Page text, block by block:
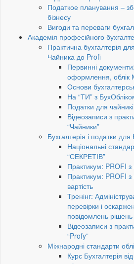
Податкое планування –
бізнесу
Вигоди та переваги
Академія професійного
Практична бухгалтерія
Чайника до Profi
Первинні
оформлення, облік
Основи
На “ТИ” з
Податки для
Відеозаписи з
“Чайники”
Бухгалтерія і податки для
Національні
“СЕКРЕТІВ”
Практикум: PROFI
Практикум: PROFI
вартість
Тренінг:
перевірки і
повідомлень рішень
Відеозаписи з
“Profy”
Міжнародні стандарти
Курс Бухгалтерія